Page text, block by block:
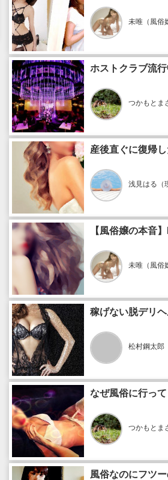
未唯（風俗
ホストクラブ流
つかもとま
産後直ぐに復帰
浅見はる（
【風俗嬢の本音
未唯（風俗
稼げない脱デリ
松村鋼太郎
なぜ風俗に行っ
つかもとま
風俗なのにフツ